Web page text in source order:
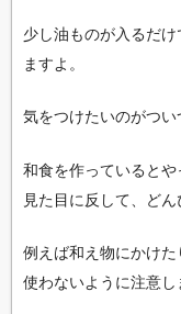
少し油ものが入るだ
ますよ。
気をつけたいのがつい
和食を作っているとや
見た目に反して、ど
例えば和え物にかけ
使わないように注意し